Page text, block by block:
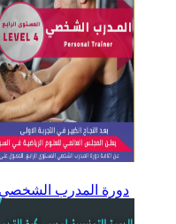
دورة المدرب الشخصي